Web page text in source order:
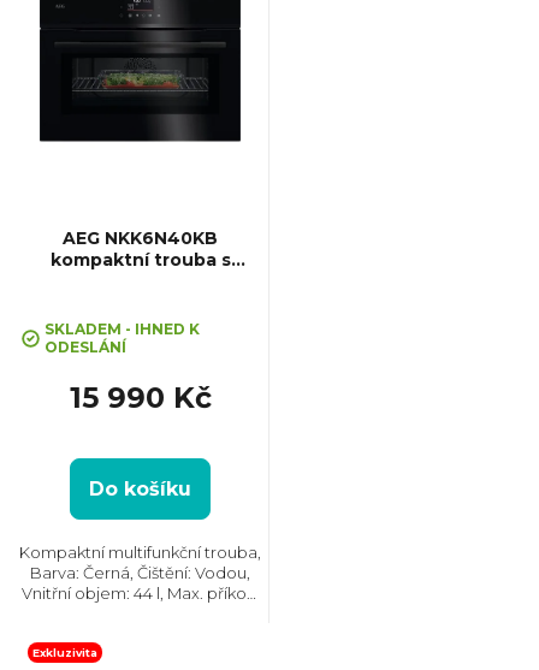
o
k
t
ů
AEG NKK6N40KB
kompaktní trouba s
SKLADEM - IHNED K
ODESLÁNÍ
15 990 Kč
Do košíku
Kompaktní multifunkční trouba,
Barva: Černá, Čištění: Vodou,
Vnitřní objem: 44 l, Max. příkon:
rozsah: 30°C - 300°C, Počet skel
Exkluzivita